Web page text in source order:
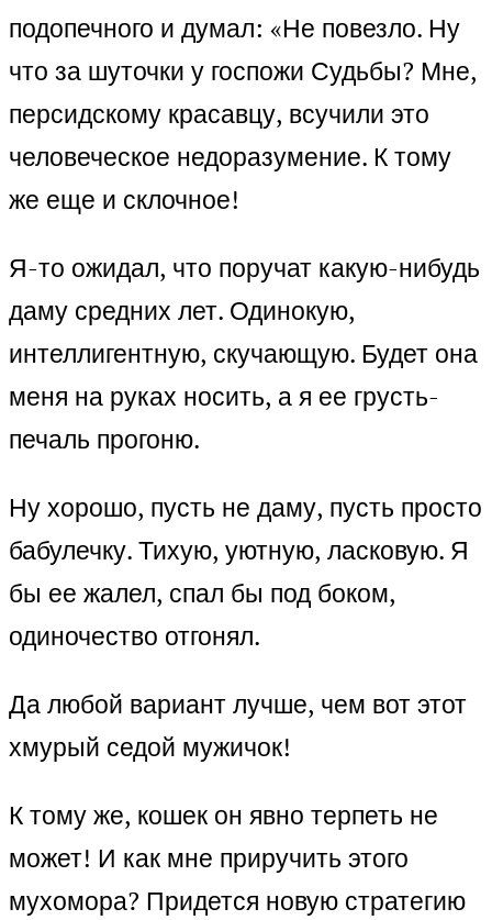
подопечного и думал: «Не повезло. Ну
что за шуточки у госпожи Судьбы? Мне,
персидскому красавцу, всучили это
человеческое недоразумение. К тому
же еще и склочное!
Я-то ожидал, что поручат какую-нибудь
даму средних лет. Одинокую,
интеллигентную, скучающую. Будет она
меня на руках носить, а я ее грусть-
печаль прогоню.
Ну хорошо, пусть не даму, пусть просто
бабулечку. Тихую, уютную, ласковую. Я
бы ее жалел, спал бы под боком,
одиночество отгонял.
Да любой вариант лучше, чем вот этот
хмурый седой мужичок!
К тому же, кошек он явно терпеть не
может! И как мне приручить этого
мухомора? Придется новую стратегию